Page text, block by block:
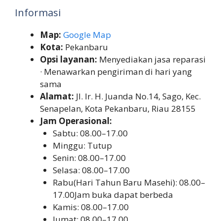
Informasi
Map: Google Map
Kota: Pekanbaru
Opsi layanan: Menyediakan jasa reparasi
· Menawarkan pengiriman di hari yang
sama
Alamat: Jl. Ir. H. Juanda No.14, Sago, Kec.
Senapelan, Kota Pekanbaru, Riau 28155
Jam Operasional:
Sabtu: 08.00–17.00
Minggu: Tutup
Senin: 08.00–17.00
Selasa: 08.00–17.00
Rabu(Hari Tahun Baru Masehi): 08.00–
17.00Jam buka dapat berbeda
Kamis: 08.00–17.00